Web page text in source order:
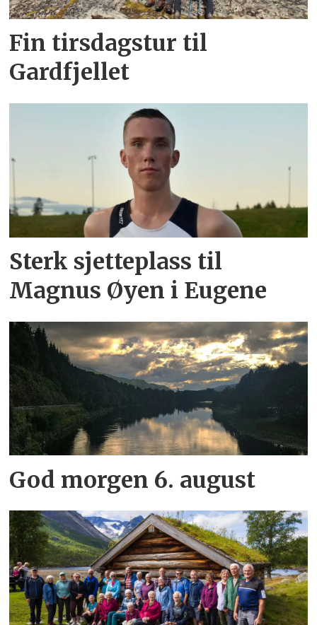
Fin tirsdagstur til
Gardfjellet
Sterk sjetteplass til
Magnus Øyen i Eugene
God morgen 6. august